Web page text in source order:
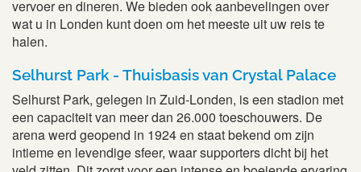
vervoer en dineren. We bieden ook aanbevelingen over
wat u in Londen kunt doen om het meeste uit uw reis te
halen.
Selhurst Park - Thuisbasis van Crystal Palace
Selhurst Park, gelegen in Zuid-Londen, is een stadion met
een capaciteit van meer dan 26.000 toeschouwers. De
arena werd geopend in 1924 en staat bekend om zijn
intieme en levendige sfeer, waar supporters dicht bij het